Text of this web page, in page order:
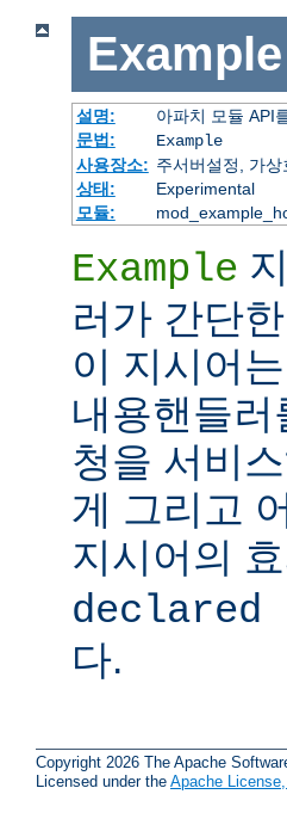
Example
설명:
아파치 모듈 API
문법:
Example
사용장소: 주서버설정, 가
상태:
Experimental
모듈:
Example
러가 간단
이 지시어
내용핸들
청을 서비
게 그리고
지시어의
declared
다.
Copyright 2026 The Apache
Licensed under the Apache